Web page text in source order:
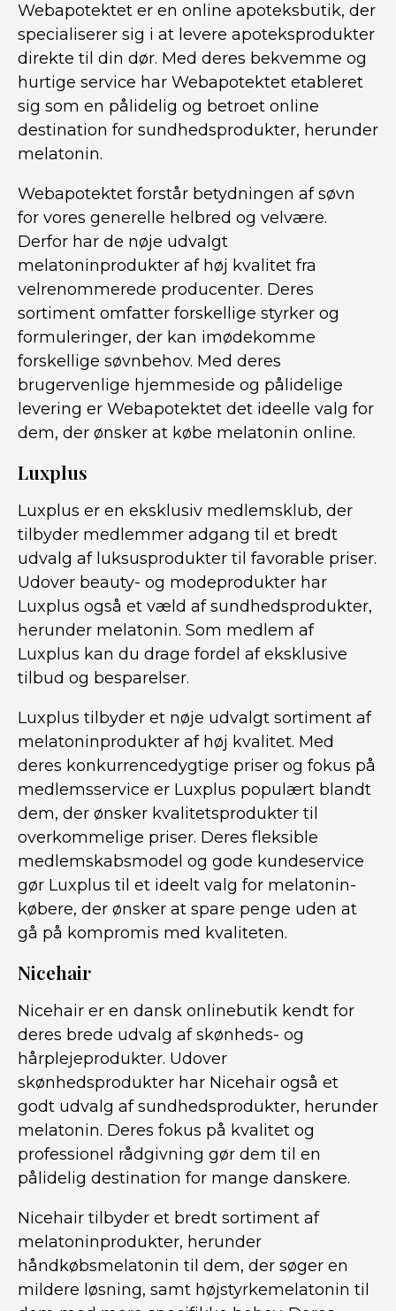
Webapotektet er en online apoteksbutik, der
specialiserer sig i at levere apoteksprodukter
direkte til din dør. Med deres bekvemme og
hurtige service har Webapotektet etableret
sig som en pålidelig og betroet online
destination for sundhedsprodukter, herunder
melatonin.
Webapotektet forstår betydningen af søvn
for vores generelle helbred og velvære.
Derfor har de nøje udvalgt
melatoninprodukter af høj kvalitet fra
velrenommerede producenter. Deres
sortiment omfatter forskellige styrker og
formuleringer, der kan imødekomme
forskellige søvnbehov. Med deres
brugervenlige hjemmeside og pålidelige
levering er Webapotektet det ideelle valg for
dem, der ønsker at købe melatonin online.
Luxplus
Luxplus er en eksklusiv medlemsklub, der
tilbyder medlemmer adgang til et bredt
udvalg af luksusprodukter til favorable priser.
Udover beauty- og modeprodukter har
Luxplus også et væld af sundhedsprodukter,
herunder melatonin. Som medlem af
Luxplus kan du drage fordel af eksklusive
tilbud og besparelser.
Luxplus tilbyder et nøje udvalgt sortiment af
melatoninprodukter af høj kvalitet. Med
deres konkurrencedygtige priser og fokus på
medlemsservice er Luxplus populært blandt
dem, der ønsker kvalitetsprodukter til
overkommelige priser. Deres fleksible
medlemskabsmodel og gode kundeservice
gør Luxplus til et ideelt valg for melatonin-
købere, der ønsker at spare penge uden at
gå på kompromis med kvaliteten.
Nicehair
Nicehair er en dansk onlinebutik kendt for
deres brede udvalg af skønheds- og
hårplejeprodukter. Udover
skønhedsprodukter har Nicehair også et
godt udvalg af sundhedsprodukter, herunder
melatonin. Deres fokus på kvalitet og
professionel rådgivning gør dem til en
pålidelig destination for mange danskere.
Nicehair tilbyder et bredt sortiment af
melatoninprodukter, herunder
håndkøbsmelatonin til dem, der søger en
mildere løsning, samt højstyrkemelatonin til